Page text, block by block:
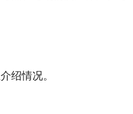
绍情况。